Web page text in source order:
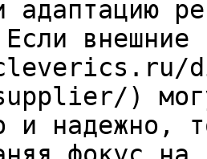
адаптацию
внешние
)
и надежно,